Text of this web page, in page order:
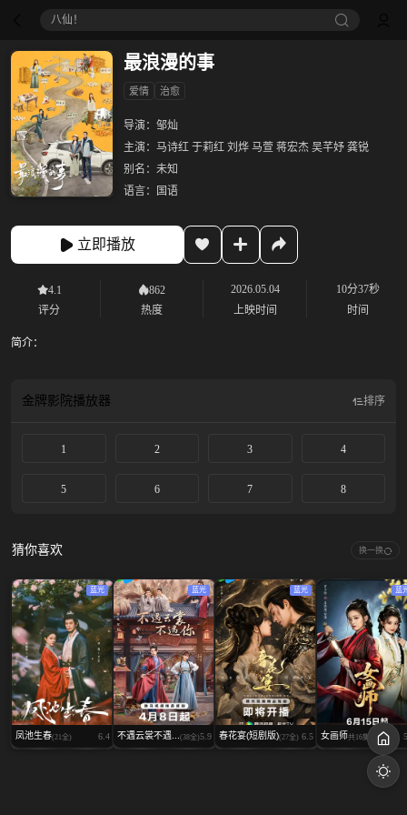
八仙！
最浪漫的事
爱情 治愈
导演： 邹灿
主演： 马诗红 于莉红 刘烨 马萱 蒋宏杰 吴芊妤 龚锐
别名： 未知
语言：
国语
立即播放
4.1
评分
862
热度
2026.05.04
上映时间
10分37秒
时间
简介：
金牌影院播放器 排序
1 2 3 4
5 6 7 8
猜你喜欢 换一换
蓝光
凤池生春(21全) 6.4
蓝光
不遇云裳不遇... (38全)5.9
蓝光
春花宴(短剧版)(27全) 6.5
蓝
女画师共16集